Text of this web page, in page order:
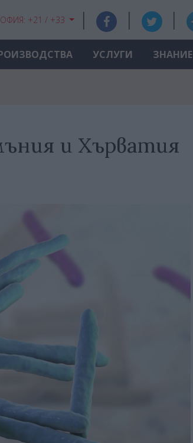
+21 / +33
УСЛУГИ ЗНАНИЕ
и Хърватия